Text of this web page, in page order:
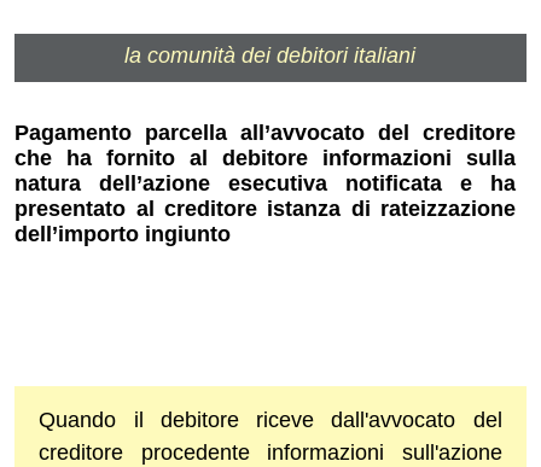
la comunità dei debitori italiani
Pagamento parcella all’avvocato del creditore
che ha fornito al debitore informazioni sulla
natura dell’azione esecutiva notificata e ha
presentato al creditore istanza di rateizzazione
dell’importo ingiunto
Quando il debitore riceve dall'avvocato del
creditore procedente informazioni sull'azione